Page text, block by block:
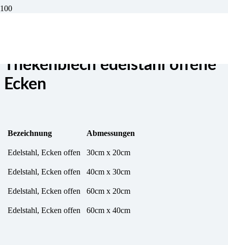
Thekenblech edelstahl offene
Ecken
Bezeichnung Abmessungen
Edelstahl, Ecken offen 30cm x 20cm
Edelstahl, Ecken offen 40cm x 30cm
Edelstahl, Ecken offen 60cm x 20cm
Edelstahl, Ecken offen 60cm x 40cm